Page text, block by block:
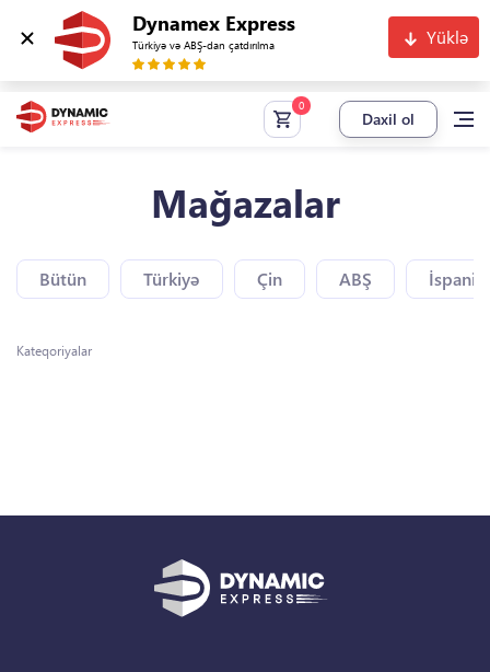
Dynamex Express
Türkiyə və ABŞ-dan çatdırılma Yüklə
Daxil ol
Mağazalar
Bütün Türkiyə Çin ABŞ
Kateqoriyalar